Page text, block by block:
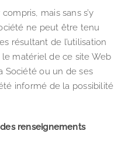
mais sans s’y
ne peut être tenu
résultant de l’utilisation
le matériel de ce site Web
Société ou un de ses
informé de la possibilité
renseignements